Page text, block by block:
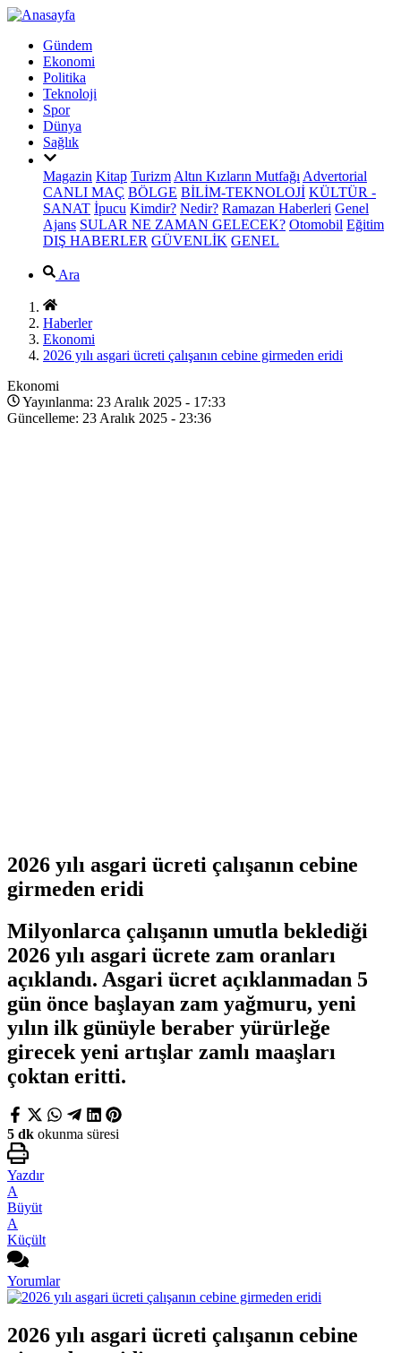
Gündem
Ekonomi
Politika
Teknoloji
Spor
Dünya
Sağlık
Magazin Kitap Turizm Altın Kızların Mutfağı Advertorial
CANLI MAÇ BÖLGE BİLİM-TEKNOLOJİ KÜLTÜR -
SANAT İpucu Kimdir? Nedir? Ramazan Haberleri Genel
Ajans SULAR NE ZAMAN GELECEK? Otomobil Eğitim
DIŞ HABERLER GÜVENLİK GENEL
Ara
Haberler
Ekonomi
2026 yılı asgari ücreti çalışanın cebine girmeden eridi
Ekonomi
Yayınlanma: 23 Aralık 2025 - 17:33
Güncelleme: 23 Aralık 2025 - 23:36
2026 yılı asgari ücreti çalışanın cebine
girmeden eridi
Milyonlarca çalışanın umutla beklediği
2026 yılı asgari ücrete zam oranları
açıklandı. Asgari ücret açıklanmadan 5
gün önce başlayan zam yağmuru, yeni
yılın ilk günüyle beraber yürürleğe
girecek yeni artışlar zamlı maaşları
çoktan eritti.
5 dk okunma süresi
Yazdır
A
Büyüt
A
Küçült
Yorumlar
2026 yılı asgari ücreti çalışanın cebine